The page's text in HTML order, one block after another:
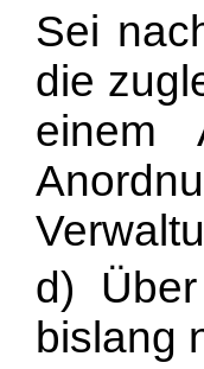
Sei
die
einem
d)
bislang